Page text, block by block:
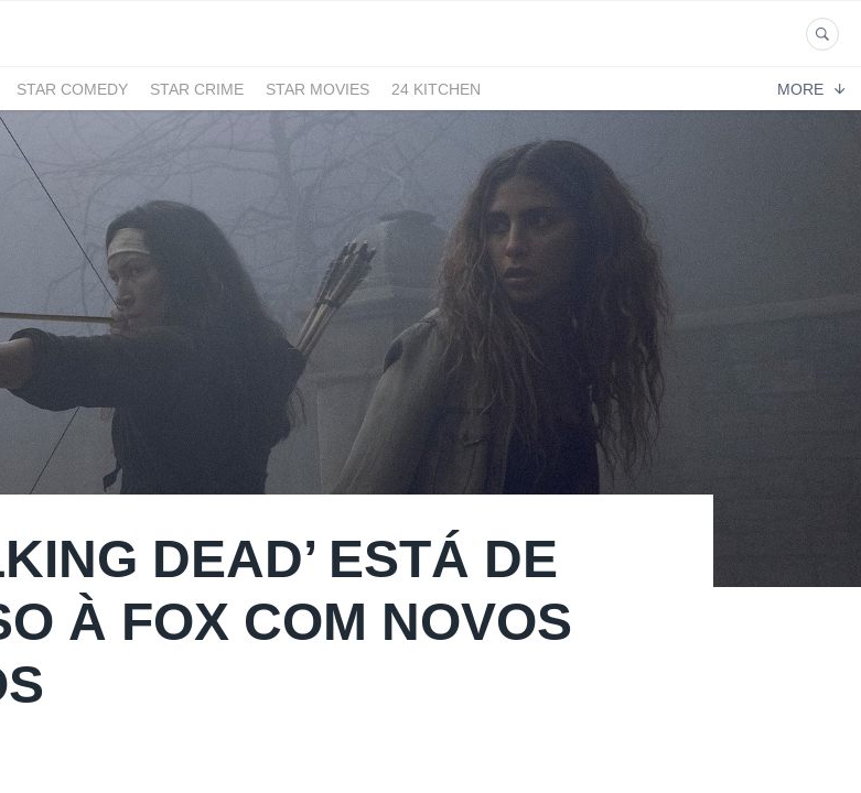
STAR COMEDY STAR CRIME STAR MOVIES
24 KITCHEN
MORE
DEAD’ ESTÁ DE
À FOX COM NOVOS